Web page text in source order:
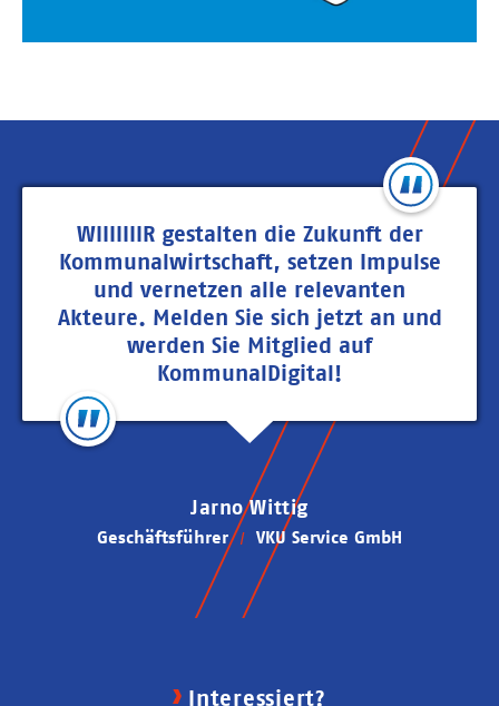
WIIIIIIIR gestalten die Zukunft der
Kommunalwirtschaft, setzen Impulse
und vernetzen alle relevanten
Akteure. Melden Sie sich jetzt an und
werden Sie Mitglied auf
KommunalDigital!
Jarno Wittig
Geschäftsführer VKU Service GmbH
Interessiert?